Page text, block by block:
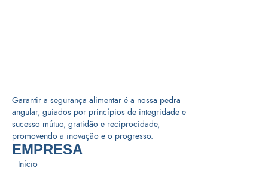
Garantir a segurança alimentar é a nossa pedra
angular, guiados por princípios de integridade e
sucesso mútuo, gratidão e reciprocidade,
promovendo a inovação e o progresso.
EMPRESA
Início